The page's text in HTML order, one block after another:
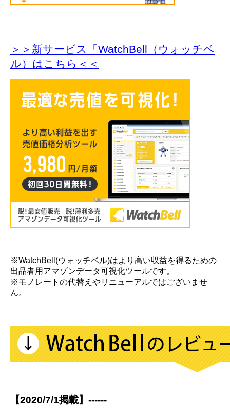
＞＞新サービス「WatchBell（ウォッチベ
ル）はこちら＜＜
※WatchBell(ウォッチベル)はより高い収益を得るための
出品者用アマゾンデータ可視化ツールです。
※モノレートの代替えやリニューアルではございませ
ん。
【2020/7/1掲載】------